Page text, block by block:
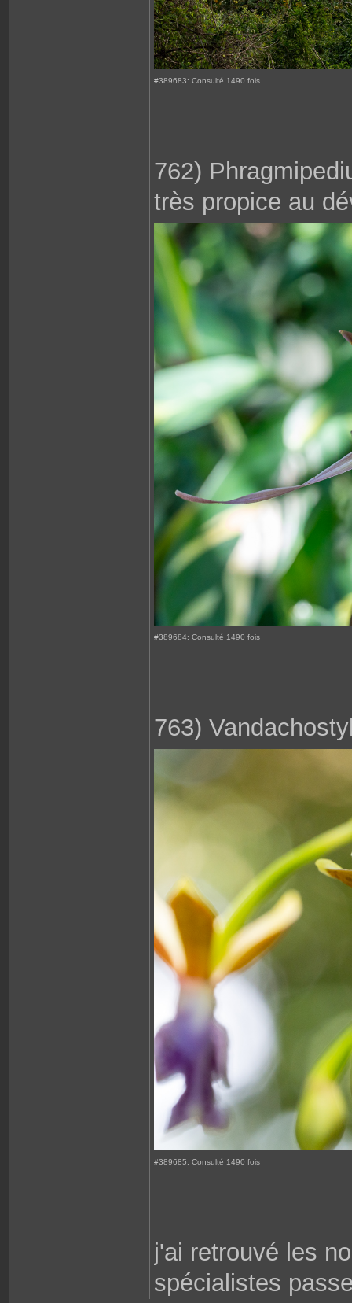
#389683: Consulté 1490 fois
762)
très propice au
#389684: Consulté 1490 fois
763)
#389685: Consulté 1490 fois
j'ai retrouvé les
spécialistes